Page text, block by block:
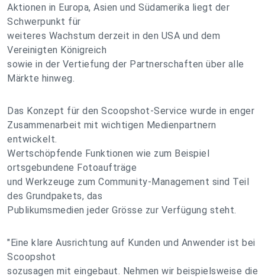
Aktionen in Europa, Asien und Südamerika liegt der
Schwerpunkt für
weiteres Wachstum derzeit in den USA und dem
Vereinigten Königreich
sowie in der Vertiefung der Partnerschaften über alle
Märkte hinweg.
Das Konzept für den Scoopshot-Service wurde in enger
Zusammenarbeit mit wichtigen Medienpartnern
entwickelt.
Wertschöpfende Funktionen wie zum Beispiel
ortsgebundene Fotoaufträge
und Werkzeuge zum Community-Management sind Teil
des Grundpakets, das
Publikumsmedien jeder Grösse zur Verfügung steht.
"Eine klare Ausrichtung auf Kunden und Anwender ist bei
Scoopshot
sozusagen mit eingebaut. Nehmen wir beispielsweise die